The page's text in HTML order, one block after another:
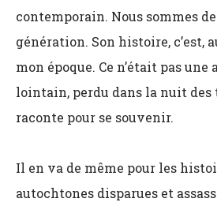
contemporain. Nous sommes
génération. Son histoire, c’est,
mon époque. Ce n’était pas une
lointain, perdu dans la nuit des
raconte pour se souvenir.
Il en va de même pour les
autochtones disparues et